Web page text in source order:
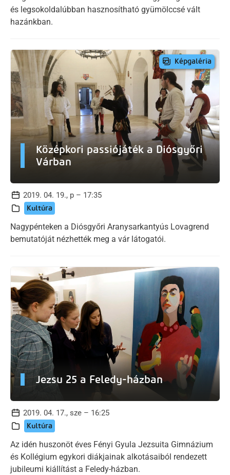
és legsokoldalúbban hasznosítható gyümölccsé vált
hazánkban.
Képgaléria
Középkori passiójáték a Diósgyőri
Várban
2019. 04. 19., p – 17:35
Kultúra
Nagypénteken a Diósgyőri Aranysarkantyús Lovagrend
bemutatóját nézhették meg a vár látogatói.
Jezsu 25 a Feledy-házban
2019. 04. 17., sze – 16:25
Kultúra
Az idén huszonöt éves Fényi Gyula Jezsuita Gimnázium
és Kollégium egykori diákjainak alkotásaiból rendezett
jubileumi kiállítást a Feledy-házban.